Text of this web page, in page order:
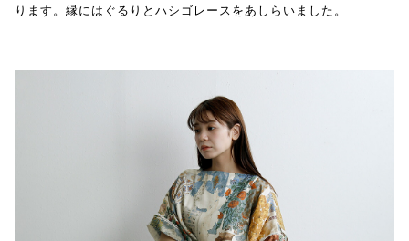
ります。縁にはぐるりとハシゴレースをあしらいました。